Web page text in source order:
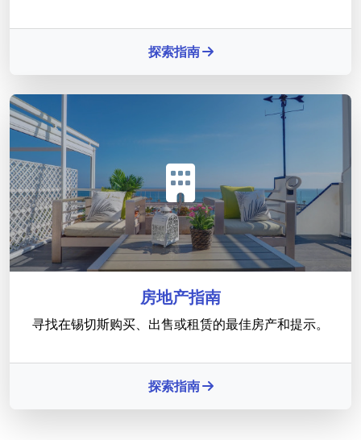
探索指南
房地产指南
寻找在锡切斯购买、出售或租赁的最佳房产和提示。
探索指南